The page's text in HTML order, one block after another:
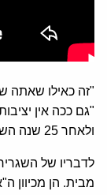
"זה כאילו שאתה
"גם ככה אין
ולאחר 25 שנה השלום לא התגבר בין העמים".
לדבריו של
מבית. הן מכיוון